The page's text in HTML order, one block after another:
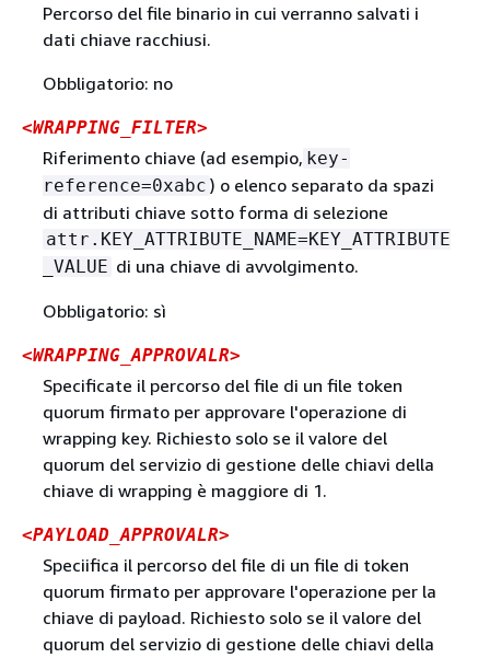
Percorso del file binario in cui verranno salvati i
dati chiave racchiusi.
Obbligatorio: no
<WRAPPING_FILTER>
Riferimento chiave (ad esempio, key-
reference=0xabc ) o elenco separato da spazi
di attributi chiave sotto forma di selezione
attr.KEY_ATTRIBUTE_NAME=KEY_ATTRIBUTE
_VALUE di una chiave di avvolgimento.
Obbligatorio: sì
<WRAPPING_APPROVALR>
Specificate il percorso del file di un file token
quorum firmato per approvare l'operazione di
wrapping key. Richiesto solo se il valore del
quorum del servizio di gestione delle chiavi della
chiave di wrapping è maggiore di 1.
<PAYLOAD_APPROVALR>
Speciifica il percorso del file di un file di token
quorum firmato per approvare l'operazione per la
chiave di payload. Richiesto solo se il valore del
quorum del servizio di gestione delle chiavi della